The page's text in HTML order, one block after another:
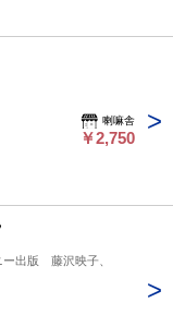
喇嘛舎
￥2,750
出版 藤沢映子、